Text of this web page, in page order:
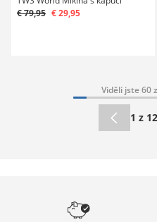
€ 79,95 € 29,95
Viděli jste 60
1 z